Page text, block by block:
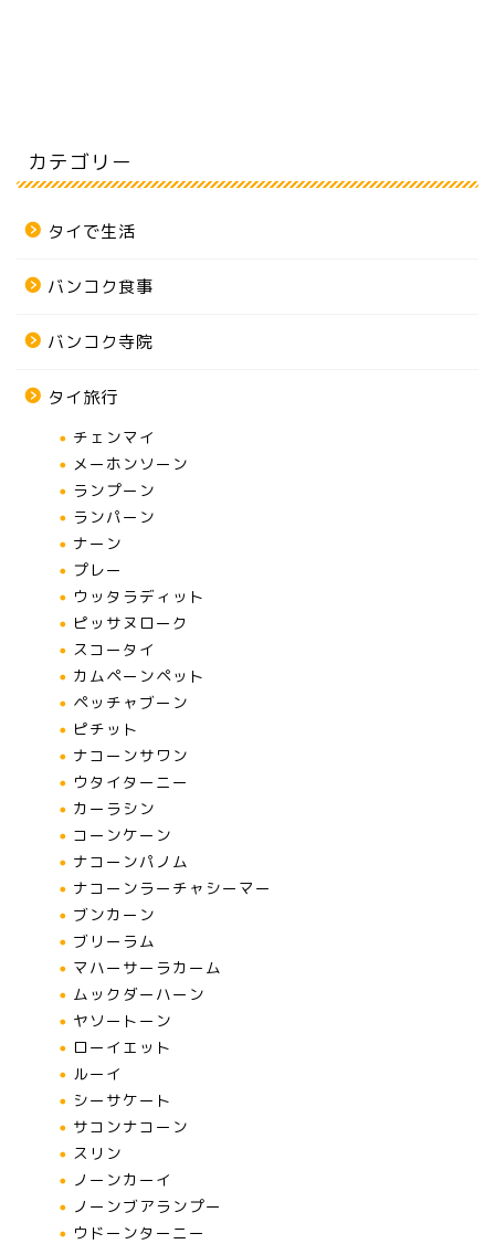
カテゴリー
タイで生活
バンコク食事
バンコク寺院
タイ旅行
チェンマイ
メーホンソーン
ランプーン
ランパーン
ナーン
プレー
ウッタラディット
ピッサヌローク
スコータイ
カムペーンペット
ペッチャブーン
ピチット
ナコーンサワン
ウタイターニー
カーラシン
コーンケーン
ナコーンパノム
ナコーンラーチャシーマー
ブンカーン
ブリーラム
マハーサーラカーム
ムックダーハーン
ヤソートーン
ローイエット
ルーイ
シーサケート
サコンナコーン
スリン
ノーンカーイ
ノーンブアランプー
ウドーンターニー